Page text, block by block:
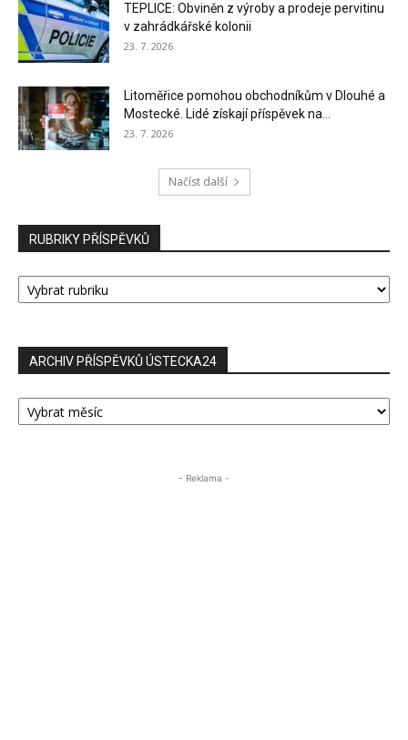
TEPLICE: Obviněn z výroby a prodeje pervitinu
v zahrádkářské kolonii
23. 7. 2026
Litoměřice pomohou obchodníkům v Dlouhé a
Mostecké. Lidé získají příspěvek na...
23. 7. 2026
Načíst další
RUBRIKY PŘÍSPĚVKŮ
RUBRIKY
PŘÍSPĚVKŮ
ARCHIV PŘÍSPĚVKŮ ÚSTECKA24
ARCHIV
PŘÍSPĚVKŮ
- Reklama -